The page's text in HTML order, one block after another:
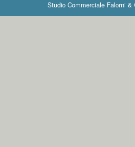
Studio Commerciale Falorni